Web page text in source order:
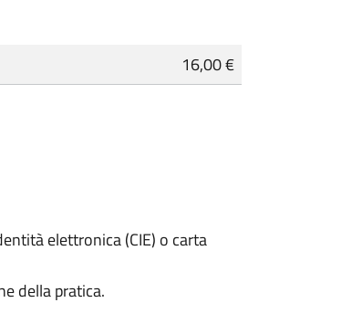
16,00 €
elettronica (CIE) o carta
della pratica.